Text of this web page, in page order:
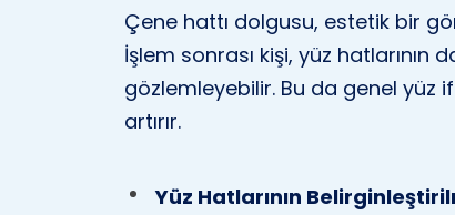
Çene hattı dolgusu, estetik bir
İşlem sonrası kişi, yüz hatlarının
gözlemleyebilir. Bu da genel yüz
artırır.
Yüz Hatlarının